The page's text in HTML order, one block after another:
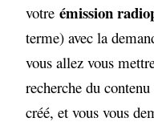
votreémission
terme) avec la
vous allez vous
recherche du
créé, et vous vous